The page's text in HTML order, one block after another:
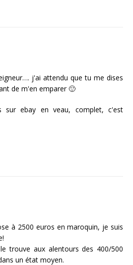
j'ai attendu que tu me dises
de m'en emparer 🙂
ebay en veau, complet, c'est
à 2500 euros en maroquin, je suis
trouve aux alentours des 400/500
un état moyen.